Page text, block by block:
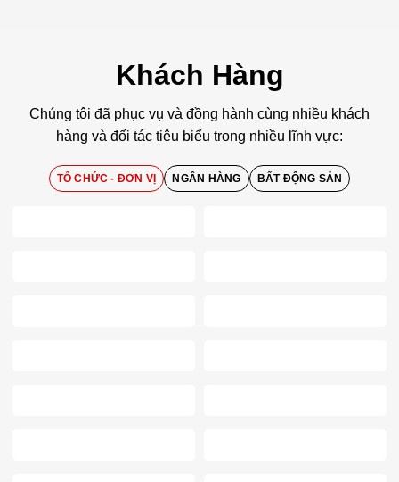
Khách Hàng
Chúng tôi đã phục vụ và đồng hành cùng nhiều khách
hàng và đối tác tiêu biểu trong nhiều lĩnh vực:
TỔ CHỨC - ĐƠN VỊ NGÂN HÀNG BẤT ĐỘNG SẢN